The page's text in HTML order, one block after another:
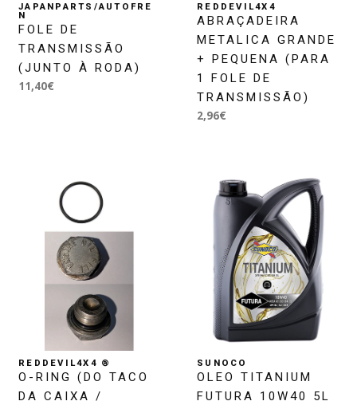
JAPANPARTS/AUTOFRE
N
FOLE DE
TRANSMISSÃO
(JUNTO À RODA)
11,40€
REDDEVIL4X4
ABRAÇADEIRA
METALICA GRANDE
+ PEQUENA (PARA
1 FOLE DE
TRANSMISSÃO)
2,96€
REDDEVIL4X4 ®
O-RING (DO TACO
DA CAIXA /
SUNOCO
OLEO TITANIUM
FUTURA 10W40 5L